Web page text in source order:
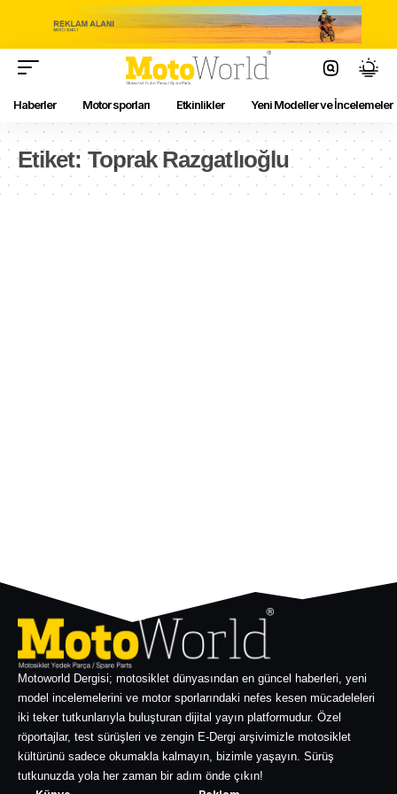
Haberler Motor sporları Etkinlikler Yeni Modeller ve İncelemeler
Etiket: Toprak Razgatlıoğlu
Motoworld Dergisi; motosiklet dünyasından en güncel haberleri, yeni
model incelemelerini ve motor sporlarındaki nefes kesen mücadeleleri
iki teker tutkunlarıyla buluşturan dijital yayın platformudur. Özel
röportajlar, test sürüşleri ve zengin E-Dergi arşivimizle motosiklet
kültürünü sadece okumakla kalmayın, bizimle yaşayın. Sürüş
tutkunuzda yola her zaman bir adım önde çıkın!